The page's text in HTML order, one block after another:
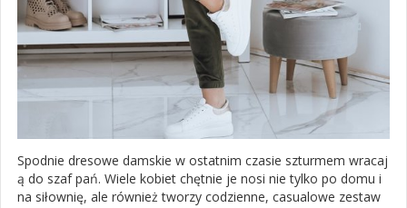
Spodnie dresowe damskie w ostatnim czasie szturmem wracaj
ą do szaf pań. Wiele kobiet chętnie je nosi nie tylko po domu i
na siłownię, ale również tworzy codzienne, casualowe zestaw